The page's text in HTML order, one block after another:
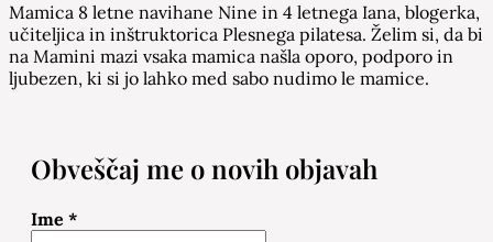
Mamica 8 letne navihane Nine in 4 letnega Iana, blogerka,
učiteljica in inštruktorica Plesnega pilatesa. Želim si, da bi
na Mamini mazi vsaka mamica našla oporo, podporo in
ljubezen, ki si jo lahko med sabo nudimo le mamice.
Obveščaj me o novih objavah
Ime *